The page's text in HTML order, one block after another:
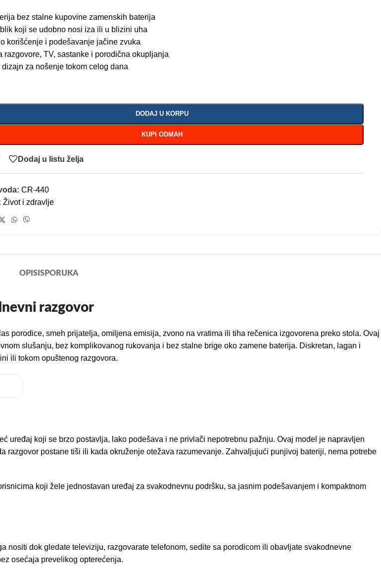
bez stalne kupovine zamenskih baterija
koji se udobno nosi iza ili u blizini uha
korišćenje i podešavanje jačine zvuka
razgovore, TV, sastanke i porodična okupljanja
dizajn za nošenje tokom celog dana
DODAJ U KORPU
KUPI ODMAH
Dodaj u listu želja
CR-440
Život i zdravlje
OPISISPORUKA
razgovor
porodice, smeh prijatelja, omiljena emisija, zvono na vratima ili tiha rečenica izgovorena preko stola. Ovaj
slušanju, bez komplikovanog rukovanja i bez stalne brige oko zamene baterija. Diskretan, lagan i
ili tokom opuštenog razgovora.
uređaj koji se brzo postavlja, lako podešava i ne privlači nepotrebnu pažnju. Ovaj model je napravljen
razgovor postane tiši ili kada okruženje otežava razumevanje. Zahvaljujući punjivoj bateriji, nema potrebe
koji žele jednostavan uređaj za svakodnevnu podršku, sa jasnim podešavanjem i kompaktnom
nositi dok gledate televiziju, razgovarate telefonom, sedite sa porodicom ili obavljate svakodnevne
osećaja prevelikog opterećenja.